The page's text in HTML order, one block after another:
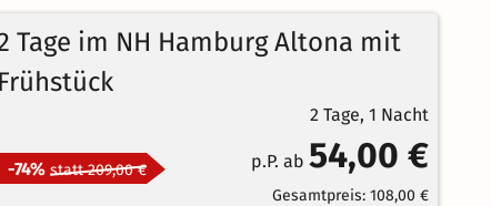
88%
Bewertungen
4.5
Tage im NH Hamburg Altona mit
Frühstück
2 Tage, 1 Nacht
-74% statt 209,00 € p.P. ab 54,00 €
Gesamtpreis: 108,00 €